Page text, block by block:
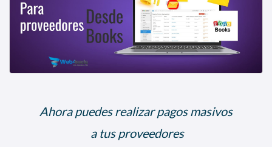
Ahora puedes realizar pagos masivos
a tus proveedores